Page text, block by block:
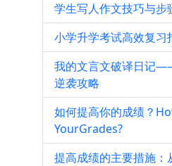
学生写人作文技巧与步
小学升学考试高效复习
我的文言文破译日记
逆袭攻略
如何提高你的成绩？
YourGrades?
提高成绩的主要措施：